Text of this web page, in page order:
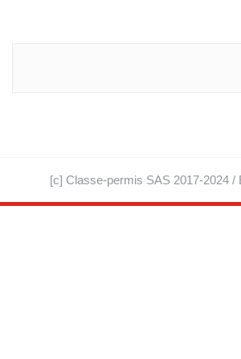
[c] Classe-permis SAS 2017-2024 /